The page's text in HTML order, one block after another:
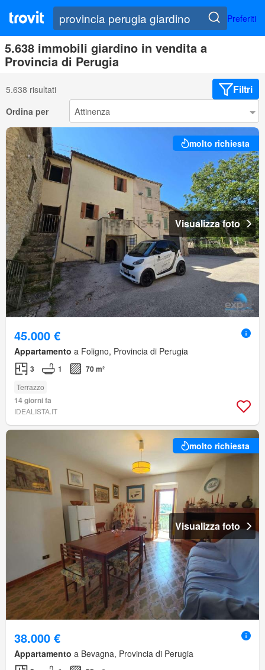
Preferiti
5.638 immobili giardino in vendita a
Provincia di Perugia
5.638 risultati Filtri
Ordina per
molto richiesta
Visualizza foto
45.000 €
Appartamento a Foligno, Provincia di Perugia
3 1 70 m²
Terrazzo
14 giorni fa
IDEALISTA.IT
molto richiesta
Visualizza foto
38.000 €
Appartamento a Bevagna, Provincia di Perugia